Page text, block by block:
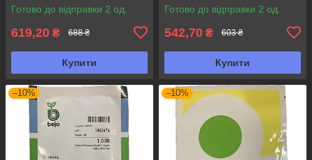
Готово до відправки 2 од.
619,20 ₴ 688 ₴
Купити
Готово до відправки 2 од.
542,70 ₴ 603 ₴
Купити
–10% –10%